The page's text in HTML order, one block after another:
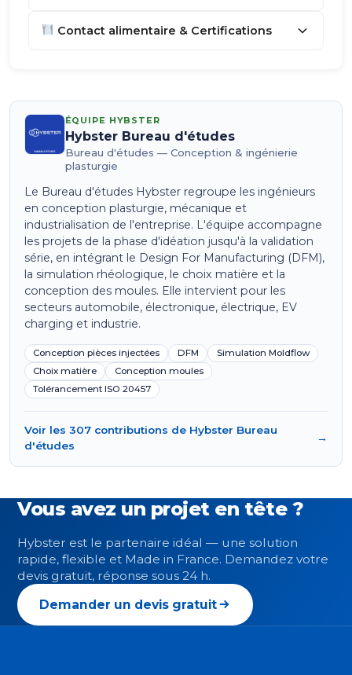
Contact alimentaire & Certifications
ÉQUIPE HYBSTER
Hybster Bureau d'études
Bureau d'études — Conception & ingénierie
plasturgie
Le Bureau d'études Hybster regroupe les ingénieurs
en conception plasturgie, mécanique et
industrialisation de l'entreprise. L'équipe accompagne
les projets de la phase d'idéation jusqu'à la validation
série, en intégrant le Design For Manufacturing (DFM),
la simulation rhéologique, le choix matière et la
conception des moules. Elle intervient pour les
secteurs automobile, électronique, électrique, EV
charging et industrie.
Conception pièces injectées DFM
Simulation Moldflow
Choix matière
Conception moules
Tolérancement ISO 20457
Voir les 307 contributions de Hybster Bureau
d'études
→
Vous avez un projet en tête ?
Hybster est le partenaire idéal — une solution
rapide, flexible et Made in France. Demandez votre
devis gratuit, réponse sous 24 h.
Demander un devis gratuit